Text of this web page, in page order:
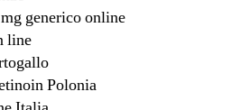
generico online
line
Polonia